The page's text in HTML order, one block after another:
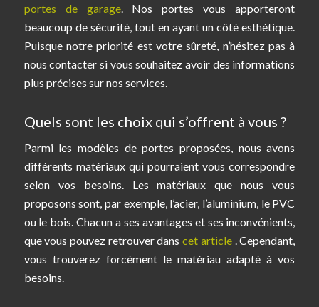
portes de garage. Nos portes vous apporteront
beaucoup de sécurité, tout en ayant un côté esthétique.
Puisque notre priorité est votre sûreté, n’hésitez pas à
nous contacter si vous souhaitez avoir des informations
plus précises sur nos services.
Quels sont les choix qui s’offrent à vous ?
Parmi les modèles de portes proposées, nous avons
différents matériaux qui pourraient vous correspondre
selon vos besoins. Les matériaux que nous vous
proposons sont, par exemple, l’acier, l’aluminium, le PVC
ou le bois. Chacun a ses avantages et ses inconvénients,
que vous pouvez retrouver dans cet article . Cependant,
vous trouverez forcément le matériau adapté à vos
besoins.